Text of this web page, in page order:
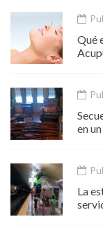
Qué
en
La